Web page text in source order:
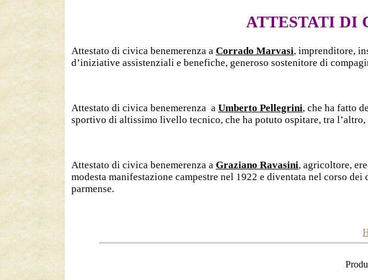
ATTESTATI DI
Attestato di civica benemerenza a Corrado Marvasi, imprenditore,
d’iniziative assistenziali e benefiche, generoso sostenitore di
Attestato di civica benemerenza a Umberto Pellegrini, che ha fatto
sportivo di altissimo livello tecnico, che ha potuto ospitare, tra
Attestato di civica benemerenza a Graziano Ravasini, agricoltore,
modesta manifestazione campestre nel 1922 e diventata nel corso
parmense.